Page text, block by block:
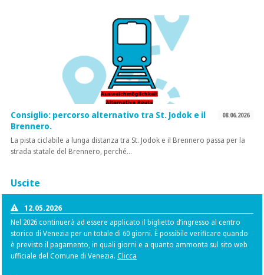
08.06.2026
Consiglio: percorso alternativo tra St. Jodok e il
Brennero.
La pista ciclabile a lunga distanza tra St. Jodok e il Brennero passa per la
strada statale del Brennero, perché…
Uscite
12.05.2026
Nel 2026 continuerà ad essere applicato il biglietto d’ingresso al centro
storico di Venezia per un totale di 60 giorni. È possibile verificare quando
è previsto il pagamento, in quali giorni e a quanto ammonta sul sito web
ufficiale del Comune di Venezia. Clicca